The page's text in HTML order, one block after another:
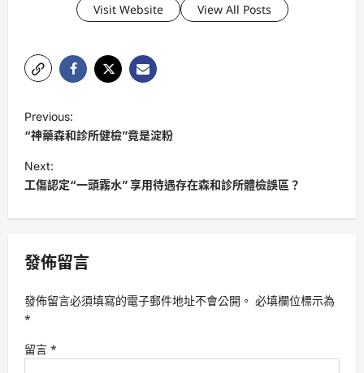
Visit Website View All Posts
o
s
t
v
g
t
Previous:
“神藥森和診所健檢”竟是淀粉
Next:
工傷認定“一頭霧水” 享用待遇存在森和診所體檢誤區？
發佈留言
發佈留言必須填寫的電子郵件地址不會公開。 必填欄位標示為
*
留言 *